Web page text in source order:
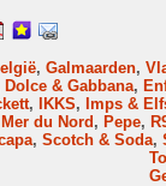
, Galmaarden,
Dolce & Gabbana,
, IKKS, Imps &
Mer du Nord , Pepe,
, Scotch & Soda,